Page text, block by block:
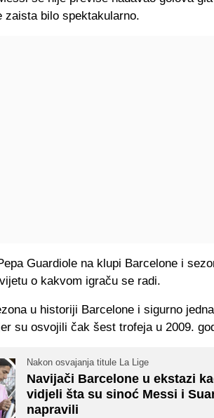
zaista bilo spektakularno.
Guardiole na klupi Barcelone i
o kakvom igraču se radi.
u historiji Barcelone i sigurno
su osvojili čak šest trofeja u 2009.
Nakon osvajanja titule La Lige
Navijači Barcelone u ekstazi
vidjeli šta su sinoć Messi i
napravili